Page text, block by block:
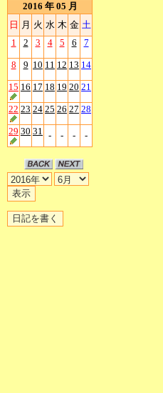
2016 年 05 月
日 月 火 水 木 金 土
1
2 3 4 5 6 7
8 9 10 11 12 13 14
15 16 17 18 19 20 21
22 23 24 25 26 27 28
29 30 31 - - - -